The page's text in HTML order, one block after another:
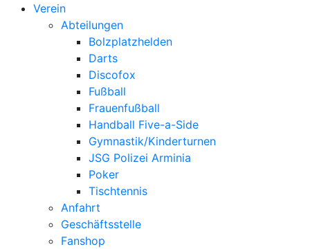
Verein
Abteilungen
Bolzplatzhelden
Darts
Discofox
Fußball
Frauenfußball
Handball Five-a-Side
Gymnastik/Kinderturnen
JSG Polizei Arminia
Poker
Tischtennis
Anfahrt
Geschäftsstelle
Fanshop